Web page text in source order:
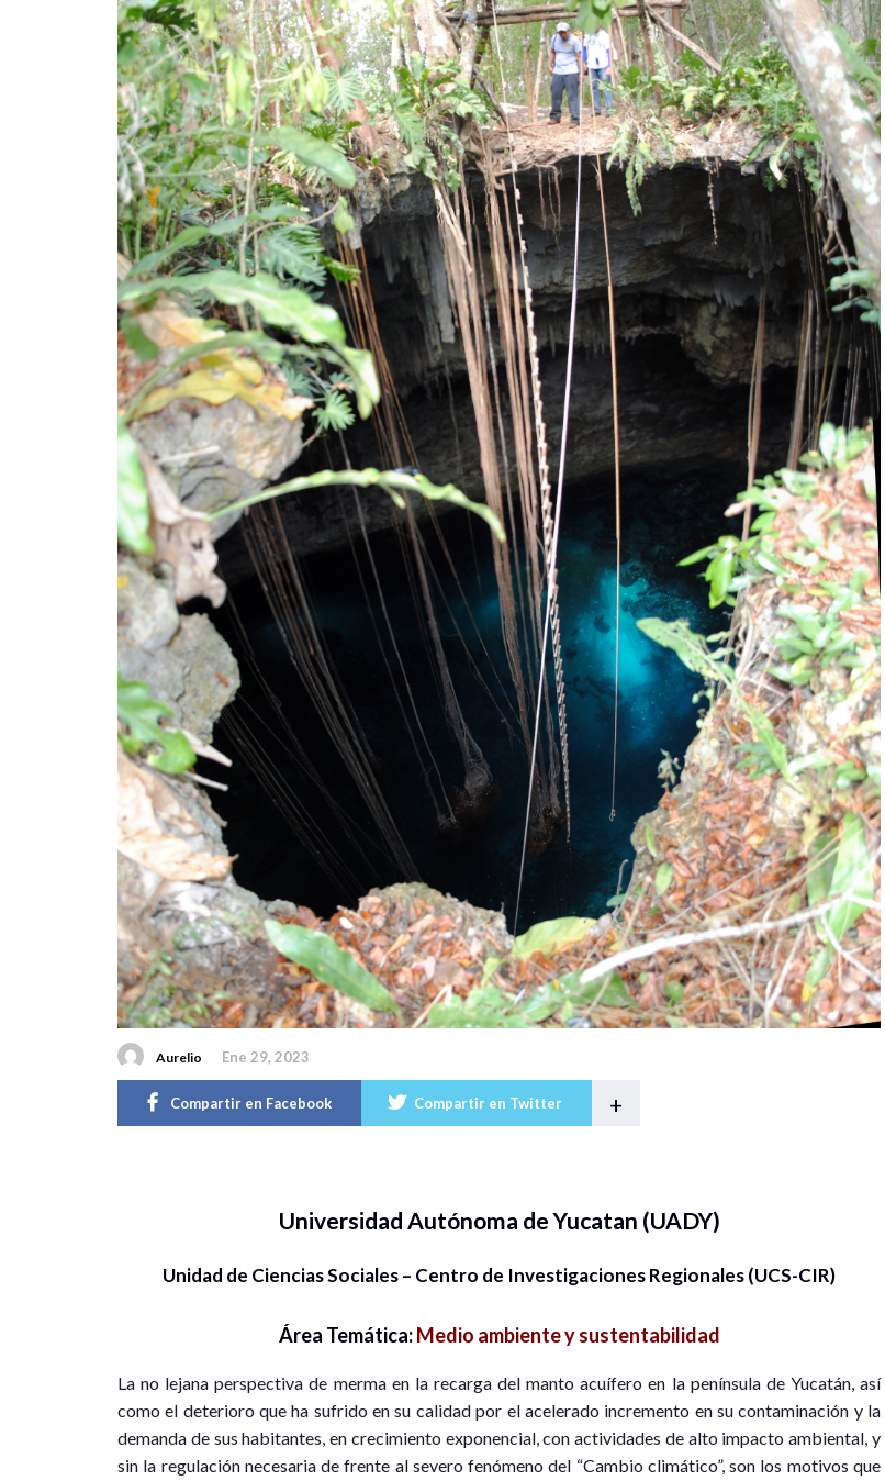
Aurelio Ene 29, 2023
Compartir en Facebook Compartir en Twitter +
Universidad Autónoma de Yucatan (UADY)
Unidad de Ciencias Sociales – Centro de Investigaciones Regionales (UCS-CIR)
Área Temática:Medio ambiente y sustentabilidad
La no lejana perspectiva de merma en la recarga del manto acuífero en la península de Yucatán, así
como el deterioro que ha sufrido en su calidad por el acelerado incremento en su contaminación y la
demanda de sus habitantes, en crecimiento exponencial, con actividades de alto impacto ambiental, y
sin la regulación necesaria de frente al severo fenómeno del “Cambio climático”, son los motivos que